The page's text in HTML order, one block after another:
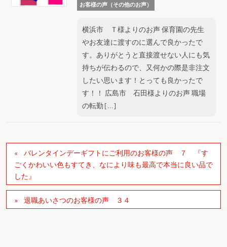
お客様の声（その他のお声）
横浜市 Ｔ様よりのお声 保育園の先生
やお友達に渡すのに選んで良かったで
す。ありがとうと直接渡せない人にも気
持ちが伝わるので、又何かの際是非注文
したい思います！とっても良かったで
す！！ 広島市 石田様よりのお声 職場
の転勤 […]
バレンタインデーギフトにご利用のお客様の声 ７ 『す
ごくかわいい色もすてき、なにより味も最高で本当に良い品で
した』
退職あいさつのお客様の声 ３４